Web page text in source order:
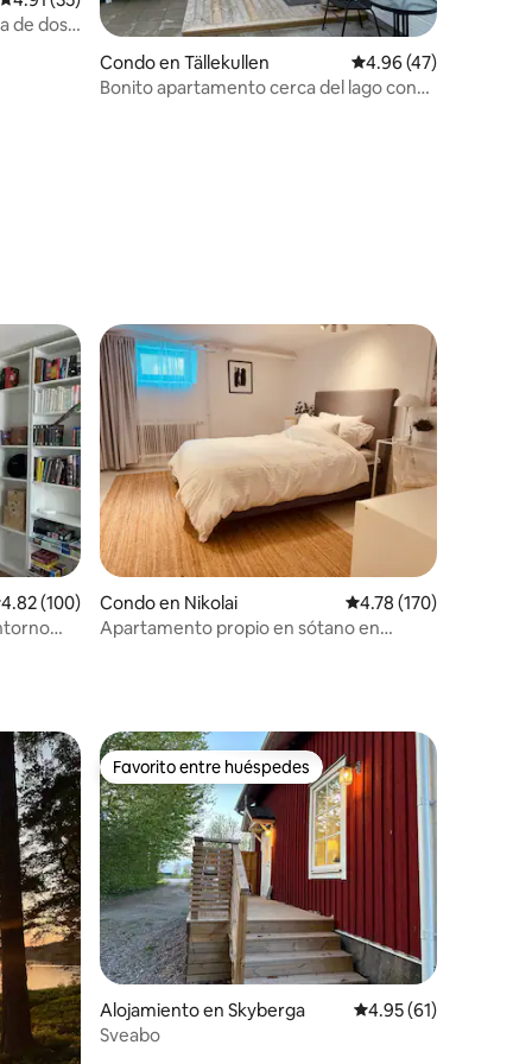
de dos
Condo en Tällekullen Calificación
4.96 (47)
Bonito apartamento cerca del lago con
promedio: 4.82 de 5, 100 reseñas
4.82 (100)
Condo en Nikolai Calificación promedio:
4.78 (170)
Apartamento propio en sótano en
Favorito entre huéspedes
Favorito entre huéspedes
Alojamiento en Skyberga Calificación
4.95 (61)
Sveabo